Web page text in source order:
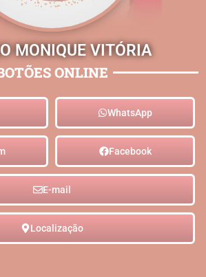
MONIQUE VITÓRIA
ONLINE
WhatsApp
Facebook
E-mail
Localização